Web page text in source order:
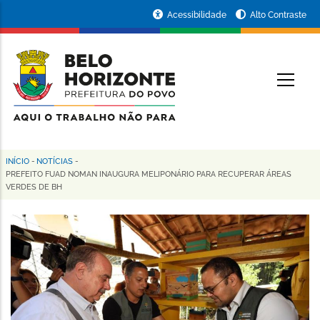
conteúdo
principal
da
Prefeitura
de
Horizonte
Acessibilidade Alto Contraste
Trilha
de
navegação
INÍCIO - NOTÍCIAS -
PREFEITO FUAD NOMAN INAUGURA MELIPONÁRIO PARA RECUPERAR ÁREAS
VERDES DE BH